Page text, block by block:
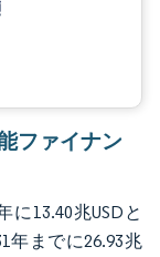
ファイナン
13.40兆USDと
年までに26.93兆